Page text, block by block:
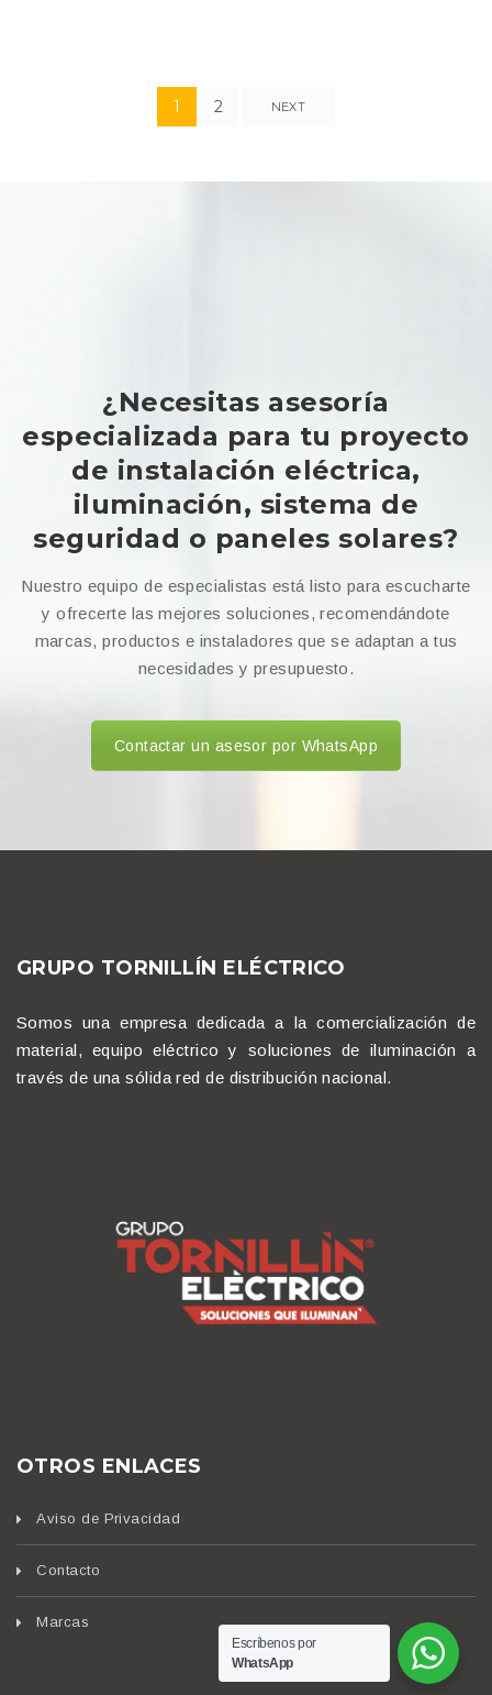
1 2 NEXT
¿Necesitas asesoría
especializada para tu proyecto
de instalación eléctrica,
iluminación, sistema de
seguridad o paneles solares?
Nuestro equipo de especialistas está listo para escucharte
y ofrecerte las mejores soluciones, recomendándote
marcas, productos e instaladores que se adaptan a tus
necesidades y presupuesto.
Contactar un asesor por WhatsApp
GRUPO TORNILLÍN ELÉCTRICO
Somos una empresa dedicada a la comercialización de
material, equipo eléctrico y soluciones de iluminación a
través de una sólida red de distribución nacional.
OTROS ENLACES
Aviso de Privacidad
Contacto
Marcas
Escríbenos por
WhatsApp